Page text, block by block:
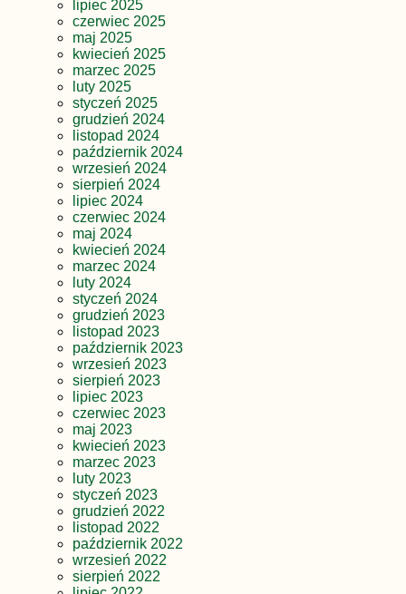
lipiec 2025
czerwiec 2025
maj 2025
kwiecień 2025
marzec 2025
luty 2025
styczeń 2025
grudzień 2024
listopad 2024
październik 2024
wrzesień 2024
sierpień 2024
lipiec 2024
czerwiec 2024
maj 2024
kwiecień 2024
marzec 2024
luty 2024
styczeń 2024
grudzień 2023
listopad 2023
październik 2023
wrzesień 2023
sierpień 2023
lipiec 2023
czerwiec 2023
maj 2023
kwiecień 2023
marzec 2023
luty 2023
styczeń 2023
grudzień 2022
listopad 2022
październik 2022
wrzesień 2022
sierpień 2022